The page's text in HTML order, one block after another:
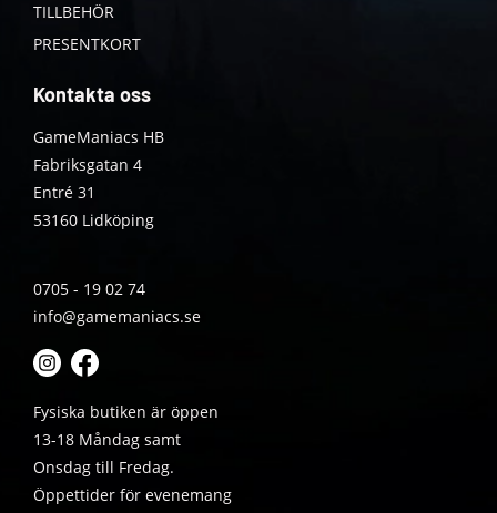
TILLBEHÖR
PRESENTKORT
Kontakta oss
GameManiacs HB
Fabriksgatan 4
Entré 31
53160 Lidköping
0705 - 19 02 74
info@gamemaniacs.se
Fysiska butiken är öppen
13-18 Måndag samt
Onsdag till Fredag.
Öppettider för evenemang